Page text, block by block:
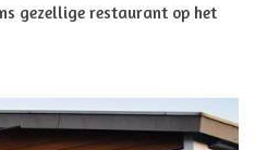
gezellige restaurant op het